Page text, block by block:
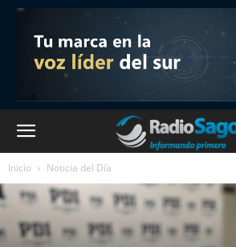
Inicio Noticia del Día